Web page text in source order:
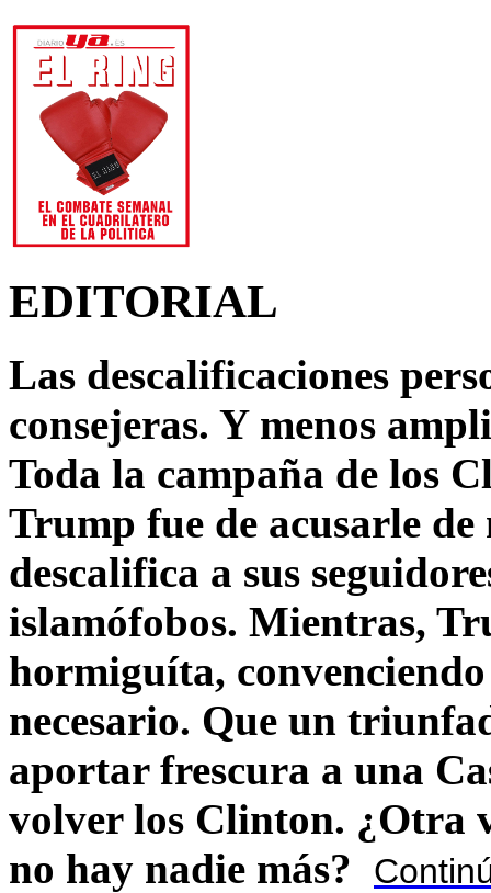
EDITORIAL
Las descalificaciones
consejeras. Y menos
Toda la campaña de los
Trump fue de acusarle
descalifica a sus
islamófobos. Mientras,
hormiguíta,
necesario. Que un
aportar frescura a una
volver los Clinton. ¿Otra
no hay nadie más?